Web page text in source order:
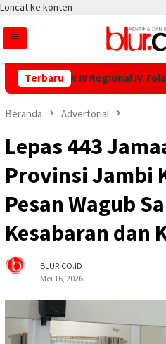
Loncat ke konten
Terbaru
PTPN IV Regional IV Tolak
Beranda Advertorial
Lepas 443
Provinsi Jambi
Pesan Wagub
Kesabaran dan
BLUR.CO.ID
Mei 16, 2026